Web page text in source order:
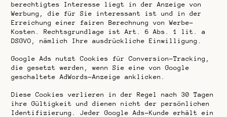
berechtigtes Interesse liegt in der Anzeige von
Werbung, die für Sie interessant ist und in der
Erreichung einer fairen Berechnung von Werbe-
Kosten. Rechtsgrundlage ist Art. 6 Abs. 1 lit. a
DSGVO, nämlich Ihre ausdrückliche Einwilligung.
Google Ads nutzt Cookies für Conversion-Tracking,
die gesetzt werden, wenn Sie eine von Google
geschaltete AdWords-Anzeige anklicken.
Diese Cookies verlieren in der Regel nach 30 Tagen
ihre Gültigkeit und dienen nicht der persönlichen
Identifizierung. Jeder Google Ads-Kunde erhält ein